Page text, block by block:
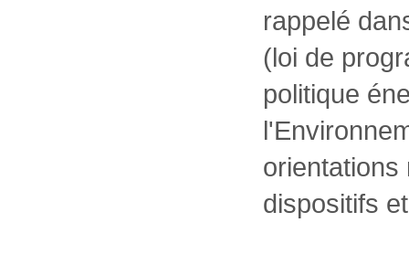
rappelé
(loi de
politique
orientations
dispositifs